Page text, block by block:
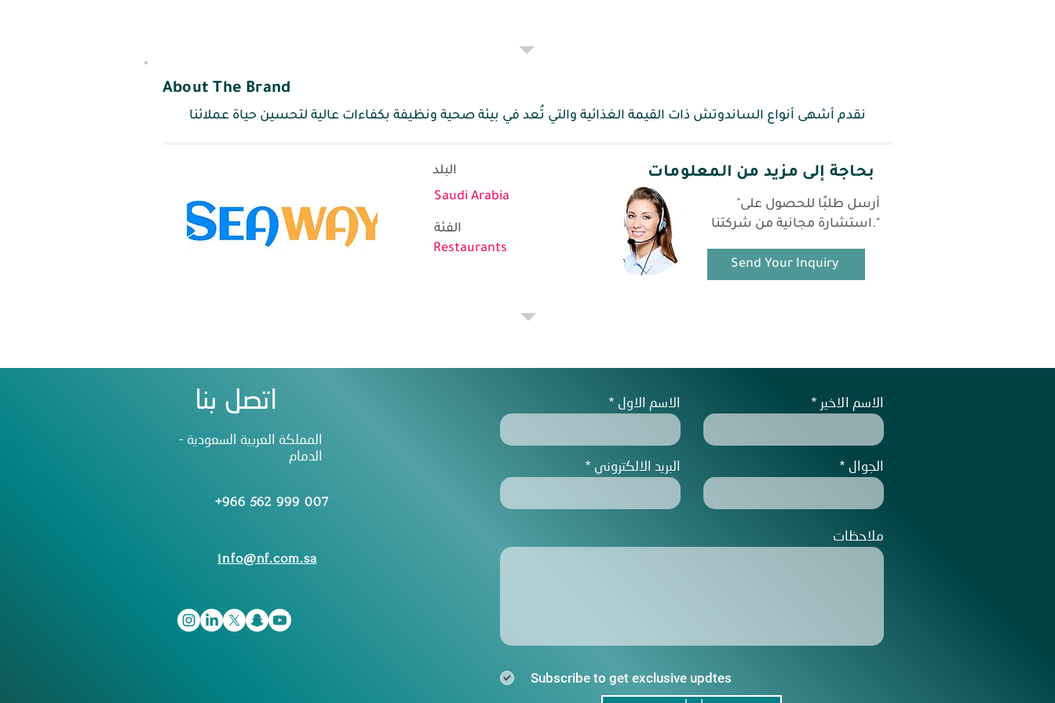
About The Brand
نقدم أشهى أنواع الساندوتش ذات القيمة الغذائية والتي تُعد في بيئة صحية ونظيفة بكفاءات عالية لتحسين حياة عملائنا
بحاجة إلى مزيد من المعلومات
Saudi Arabia
الفئة
Restaurants
"أرسل طلبًا للحصول على
استشارة مجانية من شركتنا."
Send Your Inquiry
اتصل بنا
المملكة العربية السعودية -
الدمام
+966 562 999 007
info@nf.com.sa
الاسم الاول
البريد الالكتروني
الاسم الاخير
الجوال
ملاحظات
Subscribe to get exclusive updtes